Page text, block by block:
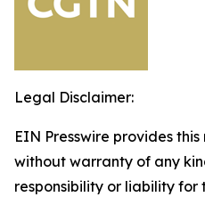
Legal Disclaimer:
EIN Presswire provides
without warranty of any
responsibility or liability